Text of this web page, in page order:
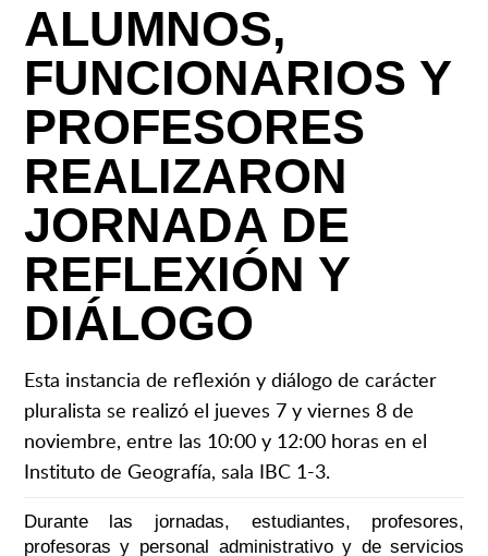
ALUMNOS,
FUNCIONARIOS Y
PROFESORES
REALIZARON
JORNADA DE
REFLEXIÓN Y
DIÁLOGO
Esta instancia de reflexión y diálogo de carácter
pluralista se realizó el jueves 7 y viernes 8 de
noviembre, entre las 10:00 y 12:00 horas en el
Instituto de Geografía, sala IBC 1-3.
Durante las jornadas, estudiantes, profesores,
profesoras y personal administrativo y de servicios